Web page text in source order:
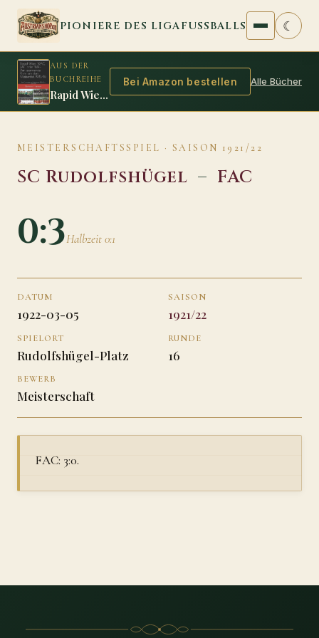
Zum Inhalt springen
PIONIERE DES LIGAFUSSBALLS ☾
AUS DER
BUCHREIHE
Rapid Wien, WAC, FAC oder WAF: Der spannende Krimi um den Meistertitel 1915/16
Bei Amazon bestellen Alle Bücher
MEISTERSCHAFTSSPIEL · SAISON 1921/22
SC Rudolfshügel – FAC
0:3Halbzeit 0:1
DATUM
1922-03-05
SAISON
1921/22
SPIELORT
Rudolfshügel-Platz
RUNDE
16
BEWERB
Meisterschaft
FAC: 3:0.